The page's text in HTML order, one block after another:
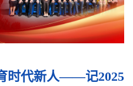
时代新人——记2025